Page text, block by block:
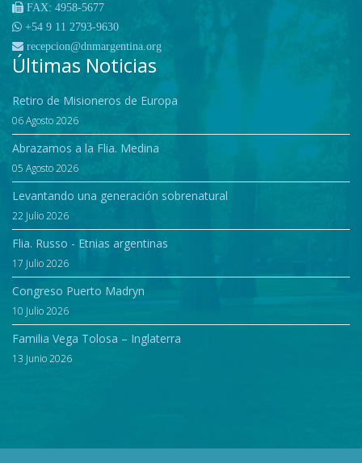
FAX: 4958-5677
+54 9 11 2793-9630
recepcion@dnmargentina.org
Últimas Noticias
Retiro de Misioneros de Europa
06 Agosto 2026
Abrazamos a la Flia. Medina
05 Agosto 2026
Levantando una generación sobrenatural
22 Julio 2026
Flia. Russo - Etnias argentinas
17 Julio 2026
Congreso Puerto Madryn
10 Julio 2026
Familia Vega Tolosa – Inglaterra
13 Junio 2026